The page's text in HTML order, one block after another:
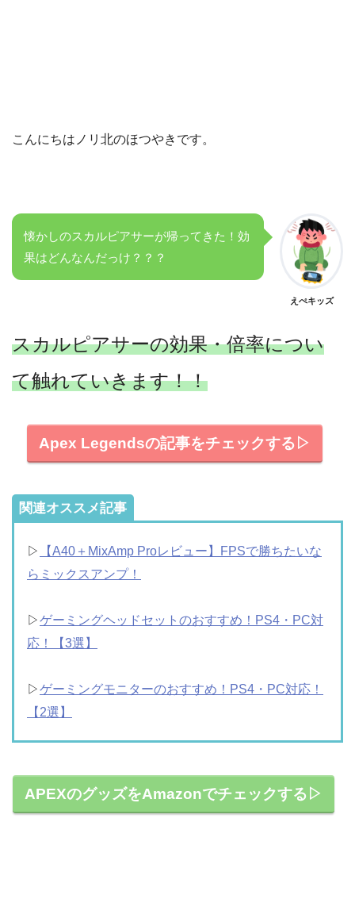
こんにちはノリ北のほつやきです。
懐かしのスカルピアサーが帰ってきた！効
果はどんなんだっけ？？？
えぺキッズ
スカルピアサーの効果・倍率につい
て触れていきます！！
Apex Legendsの記事をチェックする▷
関連オススメ記事
▷
【A40＋MixAmp Proレビュー】FPSで勝ちたいな
らミックスアンプ！
▷ゲーミングヘッドセットのおすすめ！PS4・PC対
応！【3選】
▷ゲーミングモニターのおすすめ！PS4・PC対応！
【2選】
APEXのグッズをAmazonでチェックする▷